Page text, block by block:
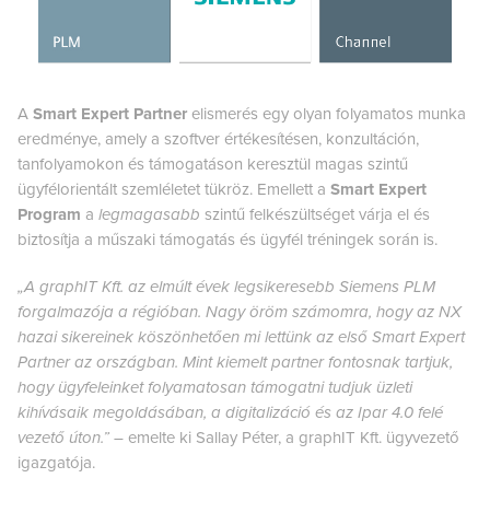
A Smart Expert Partner elismerés egy olyan folyamatos munka
eredménye, amely a szoftver értékesítésen, konzultáción,
tanfolyamokon és támogatáson keresztül magas szintű
ügyfélorientált szemléletet tükröz. Emellett a Smart Expert
Program a legmagasabb szintű felkészültséget várja el és
biztosítja a műszaki támogatás és ügyfél tréningek során is.
„A graphIT Kft. az elmúlt évek legsikeresebb Siemens PLM
forgalmazója a régióban. Nagy öröm számomra, hogy az NX
hazai sikereinek köszönhetően mi lettünk az első Smart Expert
Partner az országban. Mint kiemelt partner fontosnak tartjuk,
hogy ügyfeleinket folyamatosan támogatni tudjuk üzleti
kihívásaik megoldásában, a digitalizáció és az Ipar 4.0 felé
vezető úton.” – emelte ki Sallay Péter, a graphIT Kft. ügyvezető
igazgatója.